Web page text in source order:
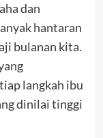
dan
hantaran
bulanan kita.
langkah ibu
dinilai tinggi